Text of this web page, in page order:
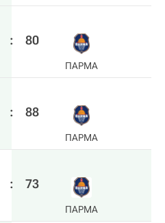
: 80
ПАРМА
: 88
ПАРМА
: 73
ПАРМА